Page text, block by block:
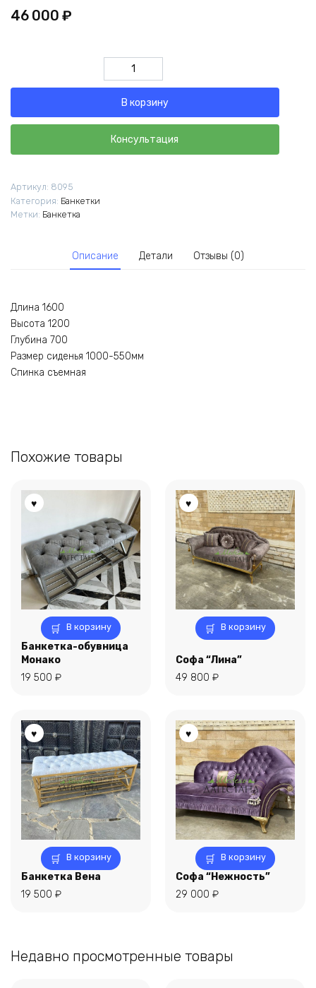
46 000 ₽
Количество
товара
ЛатифаВ корзину
Консультация
Артикул: 8095
Категория: Банкетки
Метки: Банкетка
Описание Детали Отзывы (0)
Длина 1600
Высота 1200
Глубина 700
Размер сиденья 1000-550мм
Спинка съемная
Похожие товары
В корзину
Банкетка-обувница
Монако
19 500 ₽
В корзину
Софа “Лина”
49 800 ₽
В корзину
Банкетка Вена
19 500 ₽
В корзину
Софа “Нежность”
29 000 ₽
Недавно просмотренные товары